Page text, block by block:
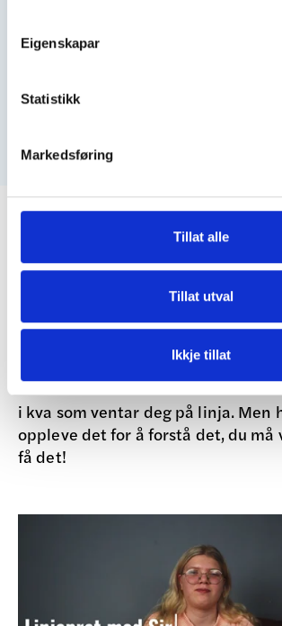
Eigenskapar
Statistikk
Markedsføring
Tillat alle
Tillat utval
Ikkje tillat
LES MEIR OM LINJA
Film
Bo.Aktiv på 2-0-7
Har du 2:07 minutt? Då kan du få
i kva som ventar deg på linja. Men
oppleve det for å forstå det, du må
få det!